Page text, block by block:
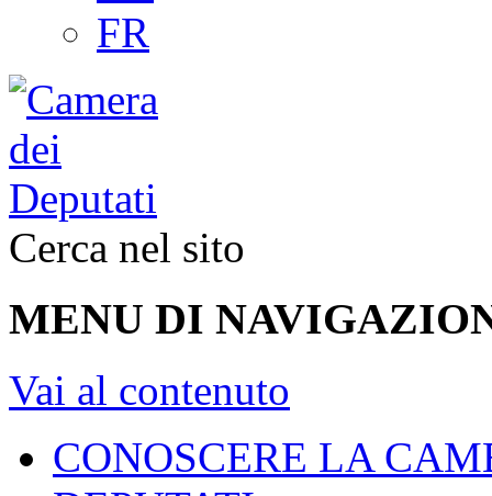
FR
Cerca nel sito
MENU DI
Vai al contenuto
CONOSCERE LA